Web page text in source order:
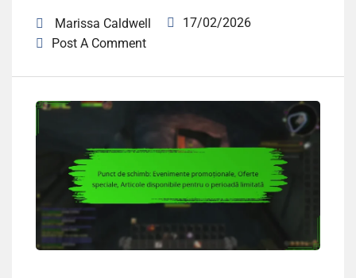
Marissa Caldwell
17/02/2026
Post A Comment